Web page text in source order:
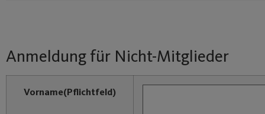
Anmeldung für Nicht-Mitglieder
Vorname(Pflichtfeld)